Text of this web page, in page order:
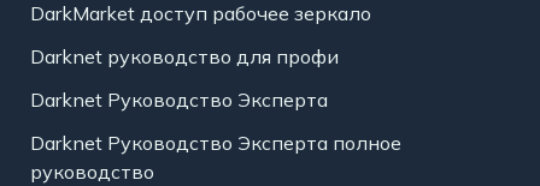
DarkMarket доступ рабочее зеркало
Darknet руководство для профи
Darknet Руководство Эксперта
Darknet Руководство Эксперта полное
руководство